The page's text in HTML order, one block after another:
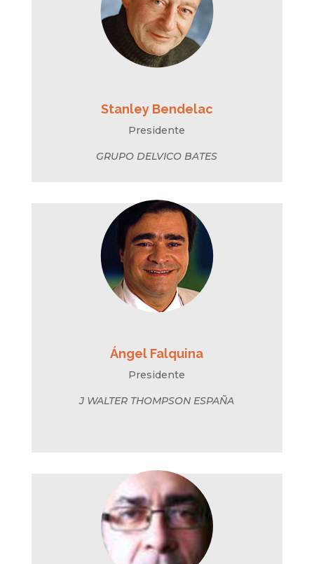
Stanley Bendelac
Presidente
GRUPO DELVICO BATES
Ángel Falquina
Presidente
J WALTER THOMPSON ESPAÑA